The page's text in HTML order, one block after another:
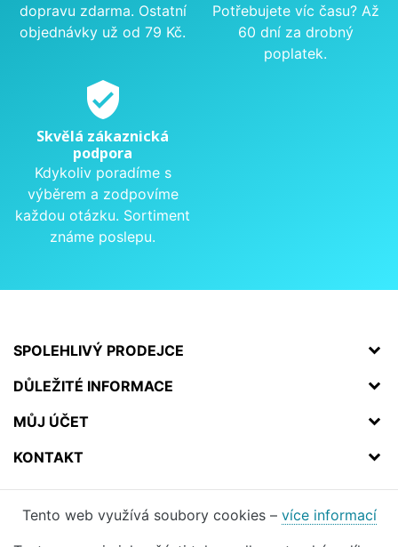
dopravu zdarma. Ostatní
objednávky už od 79 Kč.
Potřebujete víc času? Až
60 dní za drobný
poplatek.
verified_user
Skvělá zákaznická
podpora
Kdykoliv poradíme s
výběrem a zodpovíme
každou otázku. Sortiment
známe poslepu.
SPOLEHLIVÝ PRODEJCE
DŮLEŽITÉ INFORMACE
MŮJ ÚČET
KONTAKT
Tento web využívá soubory cookies – více informací